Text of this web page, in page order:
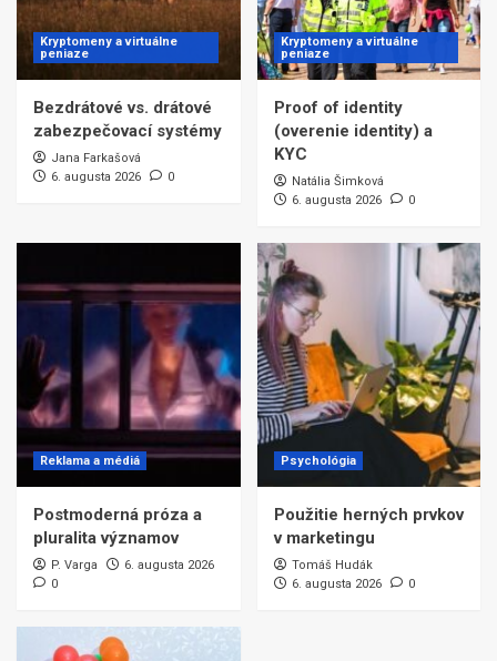
Kryptomeny a virtuálne
peniaze
Bezdrátové vs. drátové
zabezpečovací systémy
Jana Farkašová
6. augusta 2026
0
Kryptomeny a virtuálne
peniaze
Proof of identity
(overenie identity) a
KYC
Natália Šimková
6. augusta 2026
0
Reklama a médiá
Postmoderná próza a
pluralita významov
P. Varga
6. augusta 2026
0
Psychológia
Použitie herných prvkov
v marketingu
Tomáš Hudák
6. augusta 2026
0